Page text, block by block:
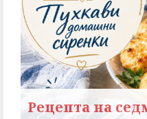
Рецепта на